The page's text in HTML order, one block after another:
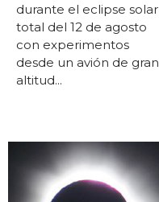
durante el eclipse solar
total del 12 de agosto
con experimentos
desde un avión de gran
altitud...